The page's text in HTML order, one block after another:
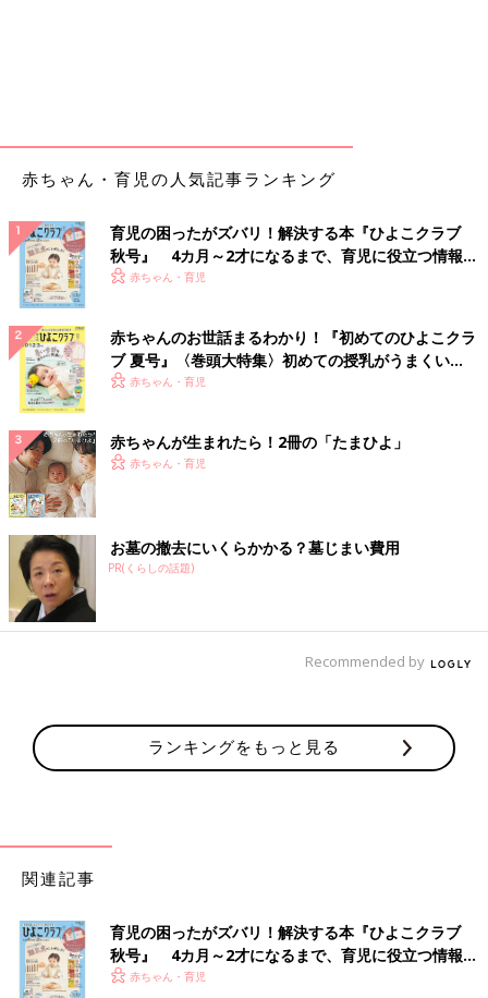
赤ちゃん・育児の人気記事ランキング
育児の困ったがズバリ！解決する本『ひよこクラブ
秋号』 4カ月～2才になるまで、育児に役立つ情報が
いっぱい！
赤ちゃん・育児
赤ちゃんのお世話まるわかり！『初めてのひよこクラ
ブ 夏号』〈巻頭大特集〉初めての授乳がうまくい
く！ おっぱい・ミルクの基本と夏のトラブル 解決テ
赤ちゃん・育児
赤ちゃんが生まれたら！2冊の「たまひよ」
赤ちゃん・育児
お墓の撤去にいくらかかる？墓じまい費用
PR(くらしの話題)
Recommended by
ランキングをもっと見る
関連記事
育児の困ったがズバリ！解決する本『ひよこクラブ
秋号』 4カ月～2才になるまで、育児に役立つ情報が
いっぱい！
赤ちゃん・育児